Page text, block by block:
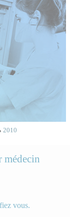
2010
médecin
vous.